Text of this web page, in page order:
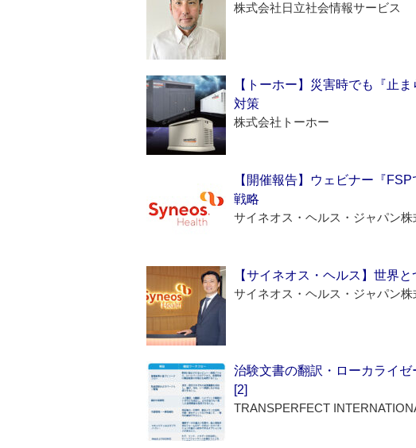
株式会社日立社会情報サービス
【トーホー】災害時でも『止
対策
株式会社トーホー
【開催報告】ウェビナー『
戦略
サイネオス・ヘルス・ジャパン株
【サイネオス・ヘルス】世界
サイネオス・ヘルス・ジャパン株
治験文書の翻訳・ローカライ
[2]
TRANSPERFECT